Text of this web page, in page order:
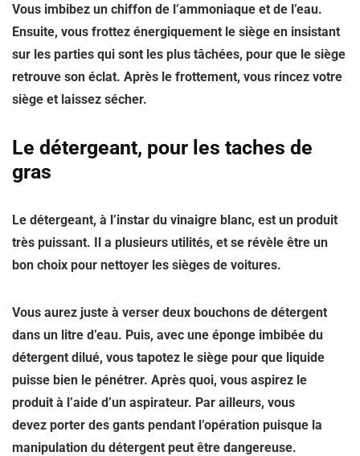
Vous imbibez un chiffon de l’ammoniaque et de l’eau.
Ensuite, vous frottez énergiquement le siège en insistant
sur les parties qui sont les plus tâchées, pour que le siège
retrouve son éclat. Après le frottement, vous rincez votre
siège et laissez sécher.
Le détergeant, pour les taches de
gras
Le détergeant, à l’instar du vinaigre blanc, est un produit
très puissant. Il a plusieurs utilités, et se révèle être un
bon choix pour nettoyer les sièges de voitures.
Vous aurez juste à verser deux bouchons de détergent
dans un litre d’eau. Puis, avec une éponge imbibée du
détergent dilué, vous tapotez le siège pour que liquide
puisse bien le pénétrer. Après quoi, vous aspirez le
produit à l’aide d’un aspirateur. Par ailleurs, vous
devez porter des gants pendant l’opération puisque la
manipulation du détergent peut être dangereuse.